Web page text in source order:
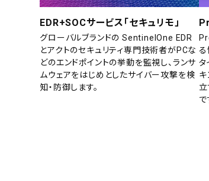
EDR+SOCサービス「セキュリモ」
グローバルブランドの SentinelOne EDR
とアクトのセキュリティ専門技術者がPCな
どのエンドポイントの挙動を監視し、ランサ
ムウェアをはじめとしたサイバー攻撃を検
知・防御します。
る
タ
キ
立
で